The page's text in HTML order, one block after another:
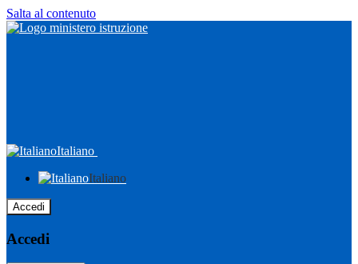
Salta al contenuto
Italiano
Italiano
Accedi
Accedi